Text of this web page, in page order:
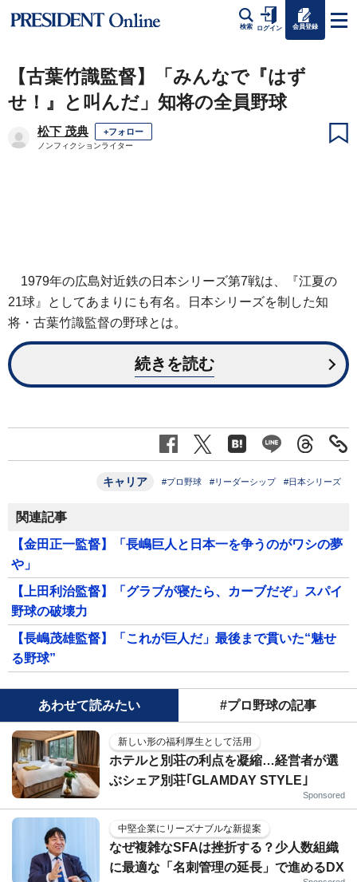
検索 ログイン 会員登録
【古葉竹識監督】「みんなで『はず
せ！』と叫んだ」知将の全員野球
松下 茂典 +フォロー
ノンフィクションライター
1979年の広島対近鉄の日本シリーズ第7戦は、『江夏の
21球』としてあまりにも有名。日本シリーズを制した知
将・古葉竹識監督の野球とは。
続きを読む
キャリア #プロ野球 #リーダーシップ #日本シリーズ
関連記事
【金田正一監督】「長嶋巨人と日本一を争うのがワシの夢
や」
【上田利治監督】「グラブが寝たら、カーブだぞ」スパイ
野球の破壊力
【長嶋茂雄監督】「これが巨人だ」最後まで貫いた“魅せ
る野球”
あわせて読みたい #プロ野球の記事
新しい形の福利厚生として活用
ホテルと別荘の利点を凝縮…経営者が選
ぶシェア別荘｢GLAMDAY STYLE｣
Sponsored
中堅企業にリーズナブルな新提案
なぜ複雑なSFAは挫折する？少人数組織
に最適な「名刺管理の延長」で進めるDX